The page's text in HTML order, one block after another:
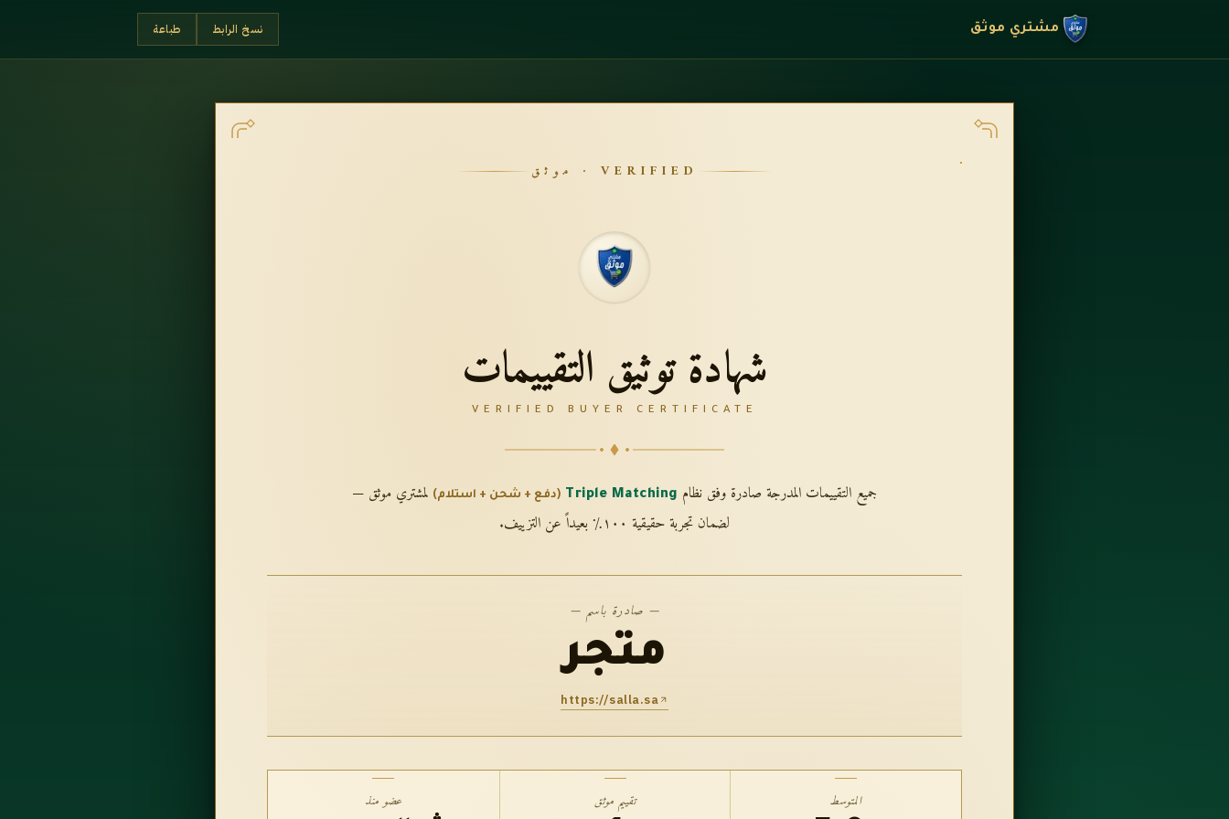
مشتري موثق نسخ الرابط طباعة
VERIFIED · موثق
شهادة توثيق التقييمات
VERIFIED BUYER CERTIFICATE
جميع التقييمات المدرجة صادرة وفق نظام Triple Matching (دفع + شحن + استلام) لمشتري موثق —
لضمان تجربة حقيقية ١٠٠٪ بعيداً عن التزييف.
— صادرة باسم —
متجر
https://salla.sa
المتوسط تقييم موثق عضو منذ